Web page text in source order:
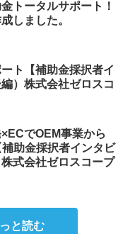
トータルサポート！
しました。
ト【補助金採択者イ
）株式会社ゼロスコ
でOEM事業から
助金採択者インタビ
式会社ゼロスコープ
と読む